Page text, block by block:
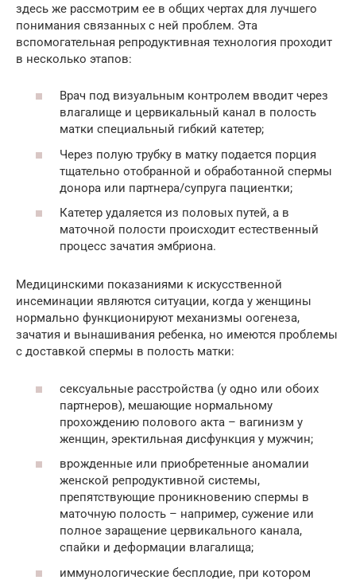
здесь же рассмотрим ее в общих чертах для лучшего
понимания связанных с ней проблем. Эта
вспомогательная репродуктивная технология проходит
в несколько этапов:
Врач под визуальным контролем вводит через
влагалище и цервикальный канал в полость
матки специальный гибкий катетер;
Через полую трубку в матку подается порция
тщательно отобранной и обработанной спермы
донора или партнера/супруга пациентки;
Катетер удаляется из половых путей, а в
маточной полости происходит естественный
процесс зачатия эмбриона.
Медицинскими показаниями к искусственной
инсеминации являются ситуации, когда у женщины
нормально функционируют механизмы оогенеза,
зачатия и вынашивания ребенка, но имеются проблемы
с доставкой спермы в полость матки:
сексуальные расстройства (у одно или обоих
партнеров), мешающие нормальному
прохождению полового акта – вагинизм у
женщин, эректильная дисфункция у мужчин;
врожденные или приобретенные аномалии
женской репродуктивной системы,
препятствующие проникновению спермы в
маточную полость – например, сужение или
полное заращение цервикального канала,
спайки и деформации влагалища;
иммунологические бесплодие, при котором